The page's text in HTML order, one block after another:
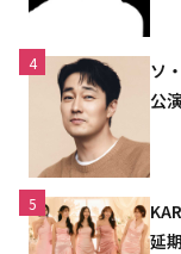
4
ソ
公
5
延